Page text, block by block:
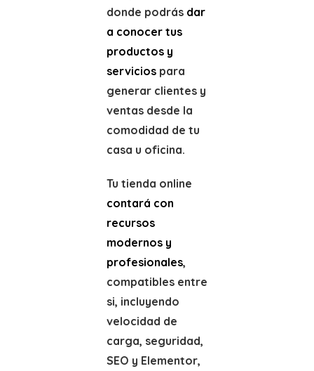
donde podrás dar
a conocer tus
productos y
serviciospara
generar clientes y
ventas desde la
comodidad de tu
casa u oficina.
Tu tienda online
contará con
recursos
modernos y
profesionales,
compatibles entre
si, incluyendo
velocidad de
carga, seguridad,
SEO y Elementor,